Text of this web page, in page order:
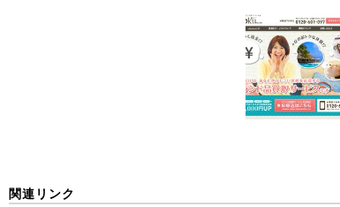
[EdoErgo] オフィスチェア 椅子 テレワーク
EIZO ビジネス向けプレミアムモニター |
Amazonベーシック ペットシーツ 薄型 レギ
関連リンク